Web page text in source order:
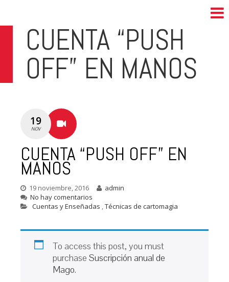
CUENTA “PUSH
OFF” EN MANOS
19
NOV
CUENTA “PUSH OFF” EN
MANOS
19 noviembre, 2016
admin
No hay comentarios
Cuentas y Enseñadas ,Técnicas de cartomagia
To access this post, you must
purchase Suscripción anual de
Mago.